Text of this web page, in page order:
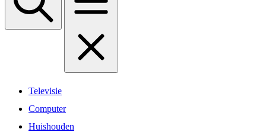
Televisie
Computer
Huishouden